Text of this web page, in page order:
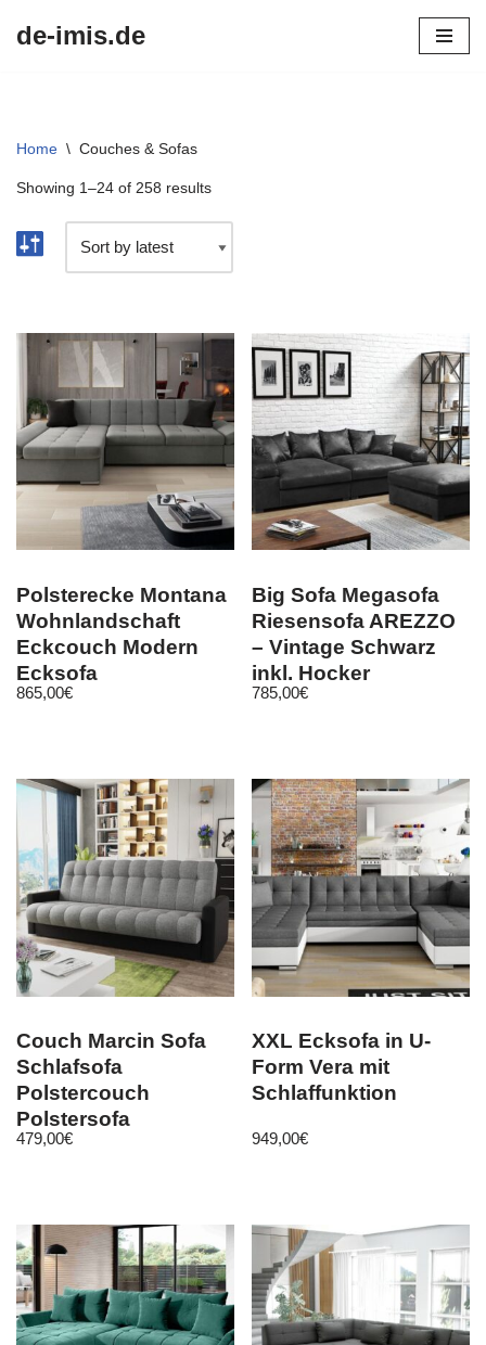
de-imis.de
Home \ Couches & Sofas
Showing 1–24 of 258 results
Polsterecke Montana
Wohnlandschaft
Eckcouch Modern
Ecksofa
Polstergarnitur Sofa
865,00€
Big Sofa Megasofa
Riesensofa AREZZO
– Vintage Schwarz
inkl. Hocker
785,00€
Couch Marcin Sofa
Schlafsofa
Polstercouch
Polstersofa
Bettfunktion M24
479,00€
XXL Ecksofa in U-
Form Vera mit
Schlaffunktion
949,00€